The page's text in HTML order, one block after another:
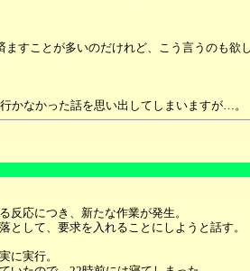
すことが多いのだけれど、こう言うのも欲し
かなかった話を思い出してしまいますが…。
応につき、新たな作業が発生。
して、要求を入れることにしようと話す。
に実行。